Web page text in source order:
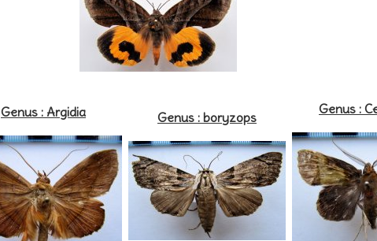
Genus : Argidia Genus : boryzops
Genus :